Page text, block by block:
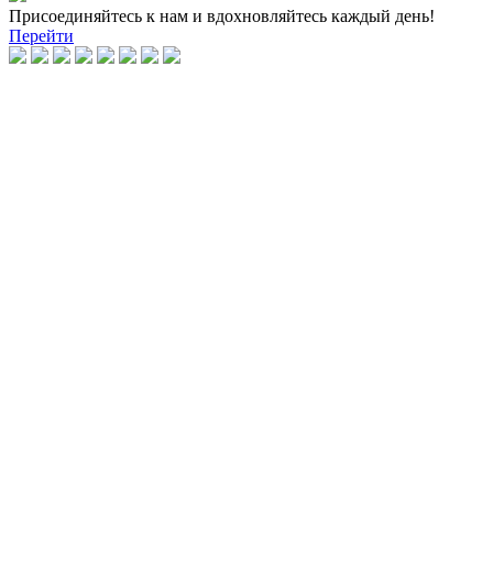
Присоединяйтесь к нам и вдохновляйтесь каждый день!
Перейти